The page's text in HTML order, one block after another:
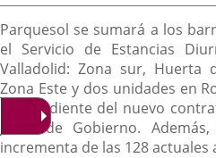
la
noticia
Descripción
Parquesol se sumará a los
el Servicio de Estancias
Valladolid: Zona sur, Huerta
Zona Este y dos unidades en
el expediente del nuevo
Junta de Gobierno.
incrementa de las 128 actuales